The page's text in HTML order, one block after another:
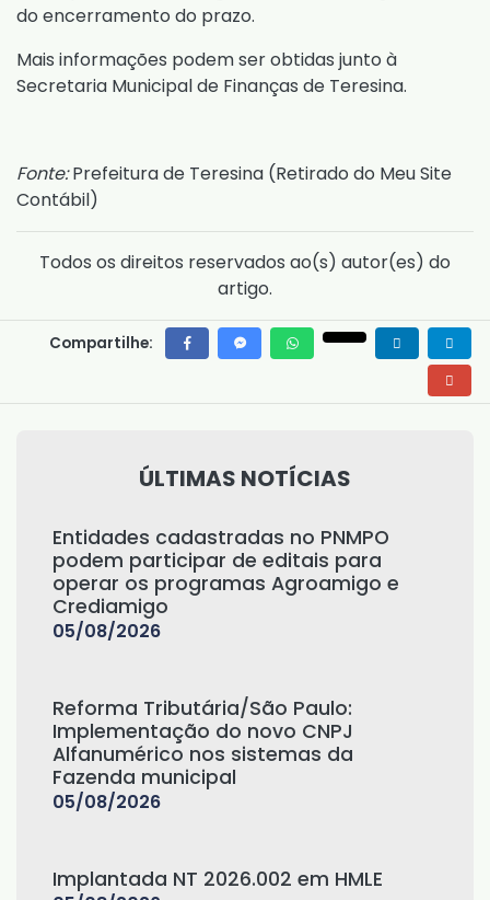
do encerramento do prazo.
Mais informações podem ser obtidas junto à
Secretaria Municipal de Finanças de Teresina.
Fonte:Prefeitura de Teresina (Retirado do Meu Site
Contábil)
Todos os direitos reservados ao(s) autor(es) do
artigo.
Compartilhe:
ÚLTIMAS NOTÍCIAS
Entidades cadastradas no PNMPO
podem participar de editais para
operar os programas Agroamigo e
Crediamigo
05/08/2026
Reforma Tributária/São Paulo:
Implementação do novo CNPJ
Alfanumérico nos sistemas da
Fazenda municipal
05/08/2026
Implantada NT 2026.002 em HMLE